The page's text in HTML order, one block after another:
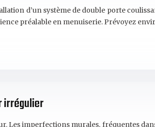
d’un système de double porte
préalable en menuiserie. Prévoyez
irrégulier
Les imperfections murales, fréquentes